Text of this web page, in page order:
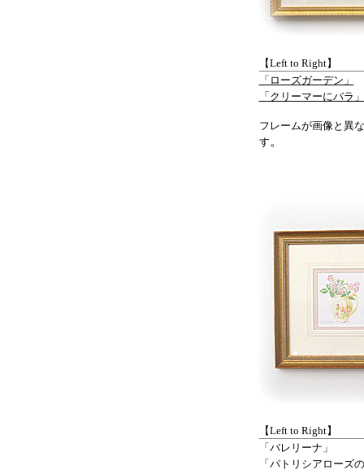
【Left to Right】
「ローズガーデン」
「クリーマーにバラ」
フレームが画像と異
す 。
【Left to Right】
「バレリーナ」
「パトリシアローズ